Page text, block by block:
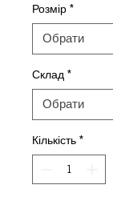
Розмір *
Склад *
Кількість *